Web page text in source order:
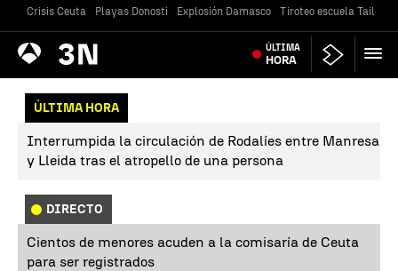
Crisis Ceuta Playas Donosti Explosión Damasco Tiroteo escuela
Antena
3 Noticias ÚLTIMA
HORA
ÚLTIMA HORA
Interrumpida la circulación de Rodalíes entre Manresa
y Lleida tras el atropello de una persona
DIRECTO
Cientos de menores acuden a la comisaría de Ceuta
para ser registrados